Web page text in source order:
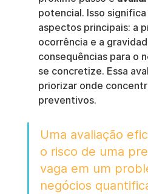
potencial. Isso
aspectos principais: a
ocorrência e a
consequências para o
se concretize. Essa
priorizar onde
preventivos.
Uma avaliação
o risco de uma
vaga em um
negócios